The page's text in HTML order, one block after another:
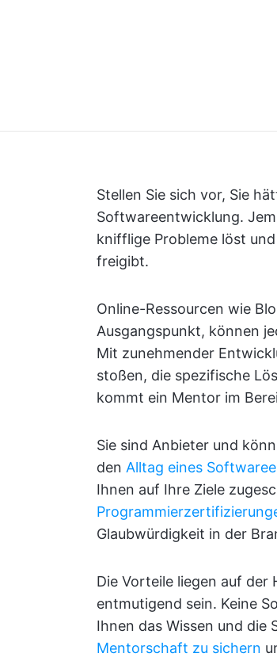
Stellen Sie sich vor, Sie
Softwareentwicklung.
knifflige Probleme löst
freigibt.
Online-Ressourcen wie
Ausgangspunkt, können
Mit zunehmender
stoßen, die spezifische
kommt ein Mentor im
Sie sind Anbieter und
den Alltag eines
Ihnen auf Ihre Ziele
Glaubwürdigkeit in der
Die Vorteile liegen auf der
entmutigend sein. Keine
Ihnen das Wissen und die
Mentorschaft zu sichern